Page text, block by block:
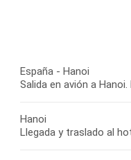
España - Hanoi
Salida en avión a
Hanoi
Llegada y traslado al